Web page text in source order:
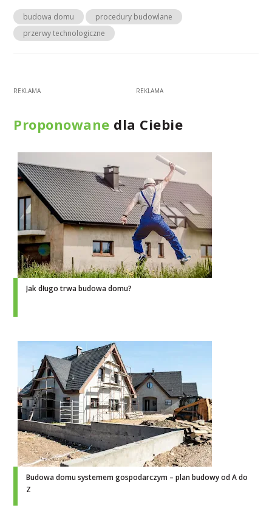
budowa domu
procedury budowlane
przerwy technologiczne
Proponowane dla Ciebie
Jak długo trwa budowa domu?
Budowa domu systemem gospodarczym – plan budowy od A do
Z